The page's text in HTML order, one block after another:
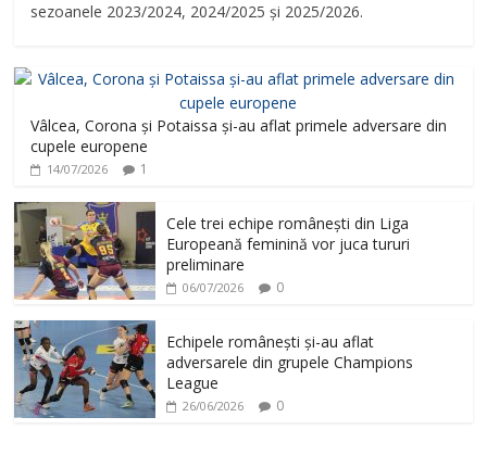
sezoanele 2023/2024, 2024/2025 și 2025/2026.
Vâlcea, Corona și Potaissa și-au aflat primele adversare din
cupele europene
14/07/2026 1
Cele trei echipe românești din Liga
Europeană feminină vor juca tururi
preliminare
06/07/2026 0
Echipele românești și-au aflat
adversarele din grupele Champions
League
26/06/2026 0